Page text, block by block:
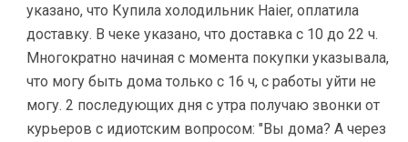
указано, что Купила холодильник Haier, оплатила
доставку. В чеке указано, что доставка с 10 до 22 ч.
Многократно начиная с момента покупки указывала,
что могу быть дома только с 16 ч, с работы уйти не
могу. 2 последующих дня с утра получаю звонки от
курьеров с идиотским вопросом: "Вы дома? А через